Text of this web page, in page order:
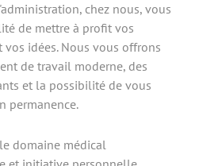
chez nous, vous
de mettre à profit vos
vos idées. Nous vous offrons
de travail moderne, des
et la possibilité de vous
permanence.
domaine médical